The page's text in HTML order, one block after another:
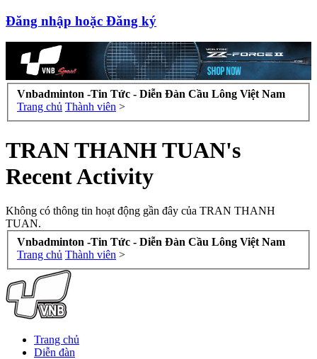
Đăng nhập hoặc Đăng ký
Vnbadminton -Tin Tức - Diễn Đàn Cầu Lông Việt Nam
Trang chủ Thành viên >
TRAN THANH TUAN's
Recent Activity
Không có thông tin hoạt động gần đây của TRAN THANH
TUAN.
Vnbadminton -Tin Tức - Diễn Đàn Cầu Lông Việt Nam
Trang chủ Thành viên >
Trang chủ
Diễn đàn